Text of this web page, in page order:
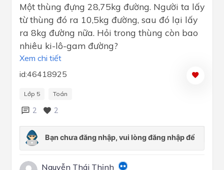
Một thùng đựng 28,75kg đường. Người ta lấy
từ thùng đó ra 10,5kg đường, sau đó lại lấy
ra 8kg đường nữa. Hỏi trong thùng còn bao
nhiêu ki-lô-gam đường?
Xem chi tiết
id:46418925
Lớp 5 Toán
2 2
Nguyễn Thái Thịnh